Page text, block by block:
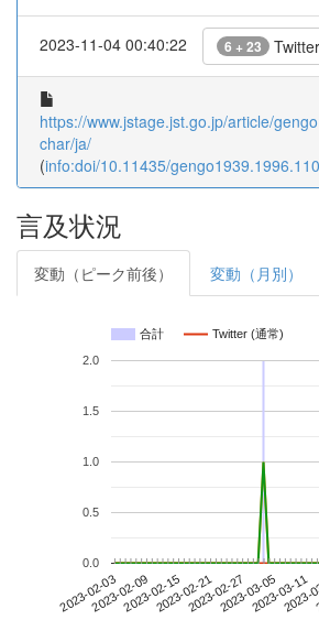
2023-11-04 00:40:22 6 + 23 Twitter
https://www.jstage.jst.go.jp/article/
char/ja/
(info:doi/10.11435/
言及状況
変動（ピーク前後） 変動（月別）
合計 Twitter (通常)
2023-02-032023-02-092023-02-152023-02-212023-02-272023-03-052023-03-11
0.0
0.5
1.0
1.5
2.0